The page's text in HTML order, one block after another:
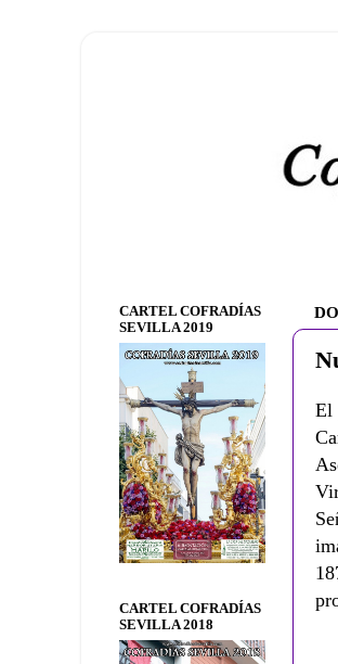
El
CARTEL COFRADÍAS
SEVILLA 2019
CARTEL COFRADÍAS
SEVILLA 2018